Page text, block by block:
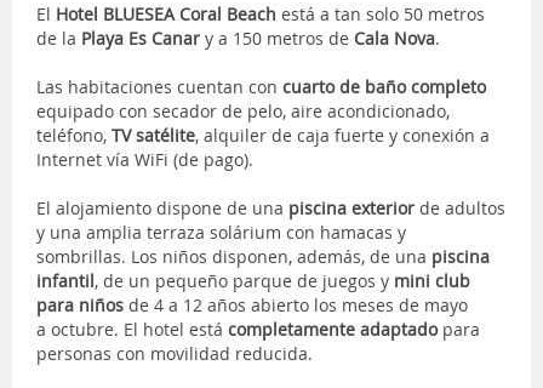
El Hotel BLUESEA Coral Beach está a tan solo 50 metros
de la Playa Es Canar y a 150 metros de Cala Nova.
Las habitaciones cuentan con cuarto de baño completo
equipado con secador de pelo, aire acondicionado,
teléfono, TV satélite, alquiler de caja fuerte y conexión a
Internet vía WiFi (de pago).
El alojamiento dispone de una piscina exterior de adultos
y una amplia terraza solárium con hamacas y
sombrillas. Los niños disponen, además, de una piscina
infantil, de un pequeño parque de juegos y mini club
para niños de 4 a 12 años abierto los meses de mayo
a octubre. El hotel está completamente adaptadopara
personas con movilidad reducida.